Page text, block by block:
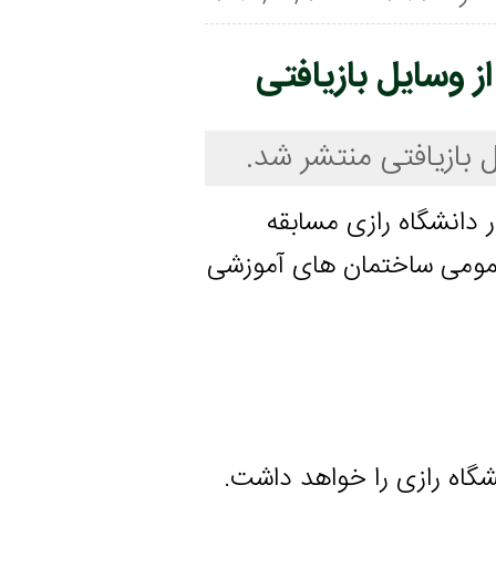
بازیافتی
منتشر شد.
رازی مسابقه
ساختمان های آموزشی
را خواهد داشت.